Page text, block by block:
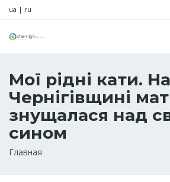
ua | ru
Мої рідні кати. На
Чернігівщині
знущалася над
сином
Строка
Главная